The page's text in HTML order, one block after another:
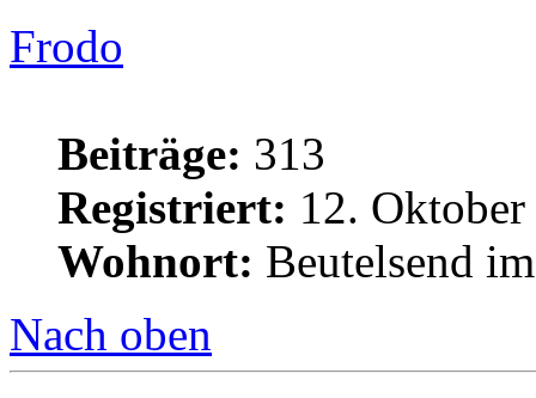
Frodo
Beiträge: 313
Registriert: 12.
Wohnort: Beutelsend
Nach oben